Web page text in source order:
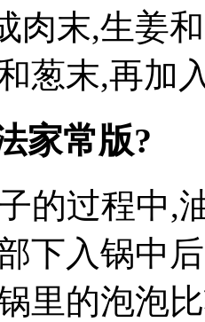
肉末,生姜
葱末,再加
家常版?
的过程中,
下入锅中
里的泡泡